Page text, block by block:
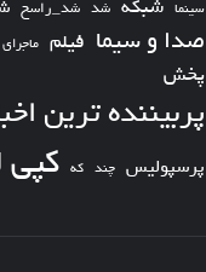
سینما شبکه شد شد_راسخ
صدا و سیما فیلم ماجرای
پخش
پربیننده ترین
پرسپولیس چند که کپی